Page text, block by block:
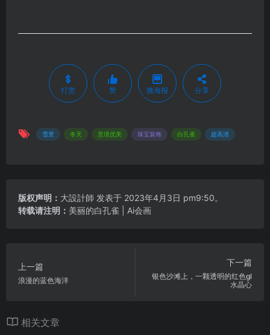
打赏 赞 微海报 分享
雪景 冬天 意境优美 珠宝装饰 白孔雀 超高清
版权声明： 大設計師 发表于 2023年4月3日 pm9:50。
转载请注明： 美丽的白孔雀 | Ai会画
上一篇
浪漫的蓝色海洋
下一篇
银色沙滩上，一颗透明的红色gl
水晶心
相关文章